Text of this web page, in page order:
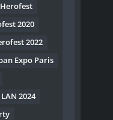
Herofest
2020
2022
Expo Paris
2024